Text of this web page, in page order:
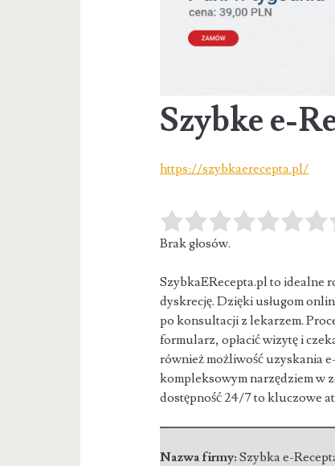
Szybke e-
https://szybkaerecepta.pl/
Brak głosów.
SzybkaERecepta.pl to idealne
dyskrecję. Dzięki usługom
po konsultacji z lekarzem.
formularz, opłacić wizytę i
również możliwość uzyskania
kompleksowym narzędziem w
dostępność 24/7 to kluczowe
Nazwa firmy:Szybka e-